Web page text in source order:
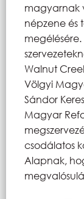
magyarnak
népzene és
Walnut
Völgyi
Sándor
Magyar
csodálatos
Alapnak,